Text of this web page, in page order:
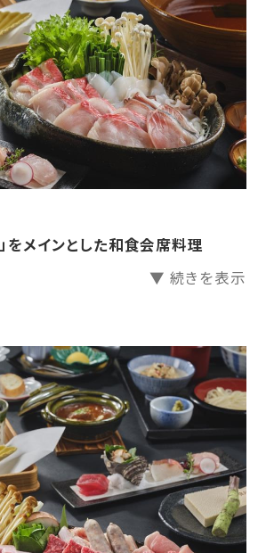
ドリンクをご用意。
鳴きそば」をご用意。
立リゾート）」のおすすめポイント
ク♪
にできる無料のお愉しみ☆
なるお凌ぎをご提供
ご予約不要♪
クをご用意
ば」をご用意
らせください♪宿泊の記念品をプ
だける昔遊びをご用意
ォークラリー」開催中☆そのほか期
をメインとした和食会席料理
▼ 続きを表示